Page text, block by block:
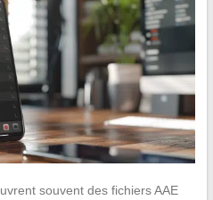
souvent des fichiers AAE